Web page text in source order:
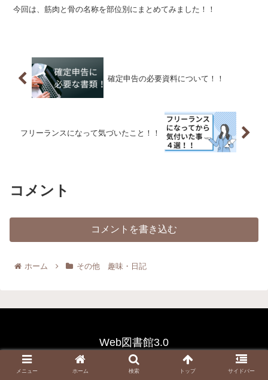
今回は、筋肉と骨の名称を部位別にまとめてみました！！
確定申告の必要資料について！！
フリーランスになって気づいたこと！！
コメント
コメントを書き込む
ホーム その他 趣味・日記
Web図書館3.0
プライバシーポリシー&免責事
項 1
プライバシーポリシー&免責事
項 2
メニュー ホーム 検索 トップ サイドバー